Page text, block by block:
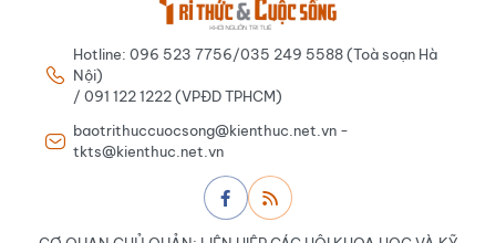
Hotline: 096 523 7756/035 249 5588 (Toà soạn Hà
Nội)
/ 091 122 1222 (VPĐD TPHCM)
baotrithuccuocsong@kienthuc.net.vn -
tkts@kienthuc.net.vn